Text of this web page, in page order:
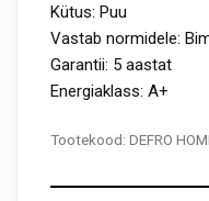
Kütus: Puu
Vastab normidele:
Garantii: 5 aastat
Energiaklass: A+
Tootekood: DEFRO